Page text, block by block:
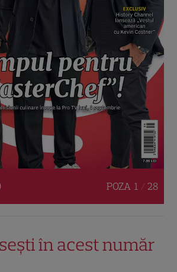
POZA 1 / 28
în acest număr